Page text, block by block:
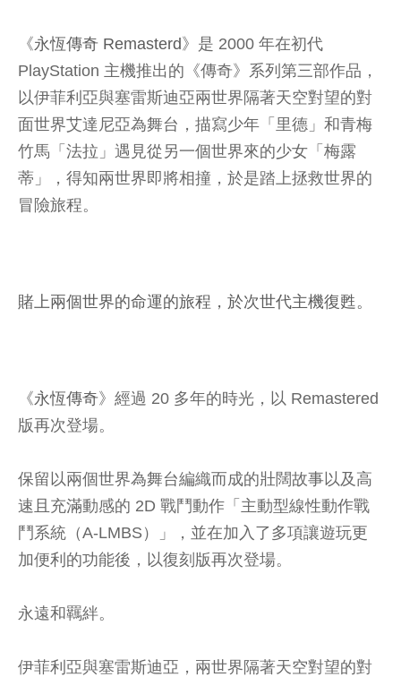
《永恆傳奇 Remasterd》是 2000 年在初代
PlayStation 主機推出的《傳奇》系列第三部作品，
以伊菲利亞與塞雷斯迪亞兩世界隔著天空對望的對
面世界艾達尼亞為舞台，描寫少年「里德」和青梅
竹馬「法拉」遇見從另一個世界來的少女「梅露
蒂」，得知兩世界即將相撞，於是踏上拯救世界的
冒險旅程。
賭上兩個世界的命運的旅程，於次世代主機復甦。
《永恆傳奇》經過 20 多年的時光，以 Remastered
版再次登場。
保留以兩個世界為舞台編織而成的壯闊故事以及高
速且充滿動感的 2D 戰鬥動作「主動型線性動作戰
鬥系統（A-LMBS）」，並在加入了多項讓遊玩更
加便利的功能後，以復刻版再次登場。
永遠和羈絆。
伊菲利亞與塞雷斯迪亞，兩世界隔著天空對望的對